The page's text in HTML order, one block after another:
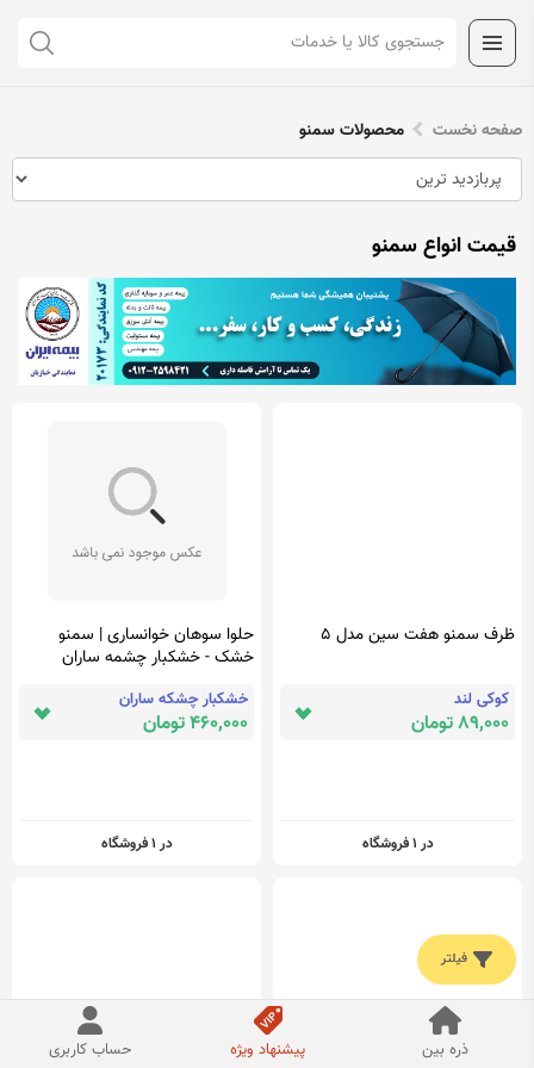
صفحه نخست محصولات سمنو
قیمت انواع سمنو
ظرف سمنو هفت سین مدل 5
کوکی لند
89,000 تومان
در 1 فروشگاه
حلوا سوهان خوانساری | سمنو
خشک - خشکبار چشمه ساران
خشکبار چشکه ساران
460,000 تومان
در 1 فروشگاه
فیلتر
ذره بین پیشنهاد ویژه حساب کاربری